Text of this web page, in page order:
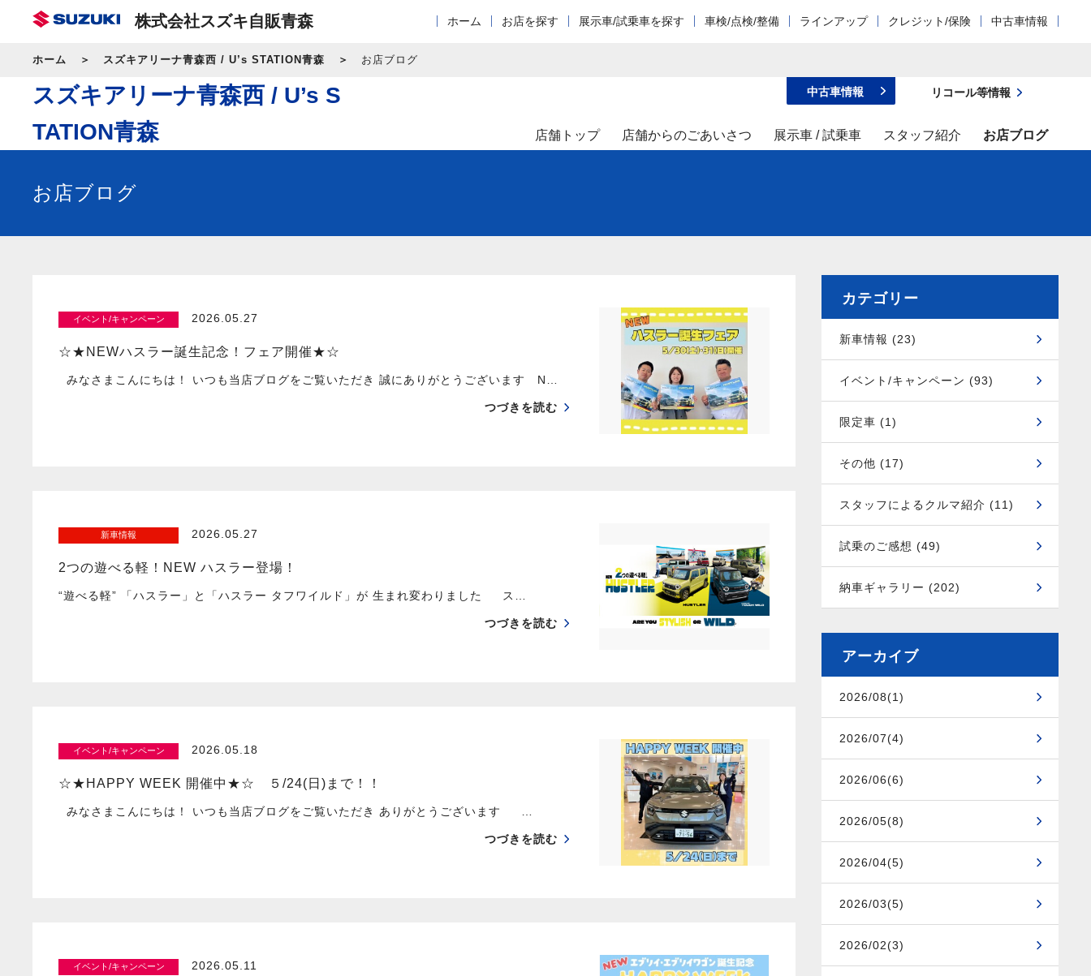
株式会社スズキ自販青森 ホーム お店を探す 展示車/試乗車を探す 車検/点検/整備 ラインアップ クレジット/保険 中古車情報
ホーム スズキアリーナ青森西 / U’s STATION青森 お店ブログ
スズキアリーナ青森西 / U’s S
TATION青森
店舗トップ 店舗からのごあいさつ 展示車 / 試乗車 スタッフ紹介 お店ブログ
中古車情報 リコール等情報
お店ブログ
イベント/キャンペーン 2026.05.27
☆★NEWハスラー誕生記念！フェア開催★☆
みなさまこんにちは！ いつも当店ブログをご覧いただき 誠にありがとうございます N…
つづきを読む
新車情報 2026.05.27
2つの遊べる軽！NEW ハスラー登場！
“遊べる軽” 「ハスラー」と「ハスラー タフワイルド」が 生まれ変わりました ス…
つづきを読む
イベント/キャンペーン 2026.05.18
☆★HAPPY WEEK 開催中★☆ ５/24(日)まで！！
みなさまこんにちは！ いつも当店ブログをご覧いただき ありがとうございます …
つづきを読む
イベント/キャンペーン 2026.05.11
カテゴリー
新車情報 (23)
イベント/キャンペーン (93)
限定車 (1)
その他 (17)
スタッフによるクルマ紹介 (11)
試乗のご感想 (49)
納車ギャラリー (202)
アーカイブ
2026/08(1)
2026/07(4)
2026/06(6)
2026/05(8)
2026/04(5)
2026/03(5)
2026/02(3)